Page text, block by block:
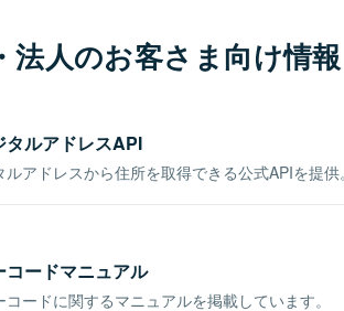
法人のお客さま向け情報
タルアドレスAPI
アドレスから住所を取得できる公式APIを提供。
ードマニュアル
ードに関するマニュアルを掲載しています。